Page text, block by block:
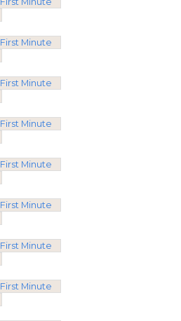
First Minute
First Minute
First Minute
First Minute
First Minute
First Minute
First Minute